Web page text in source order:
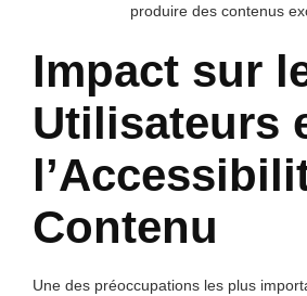
produire des contenus
Impact sur
Utilisateurs
Contenu
Une des préoccupations les plus